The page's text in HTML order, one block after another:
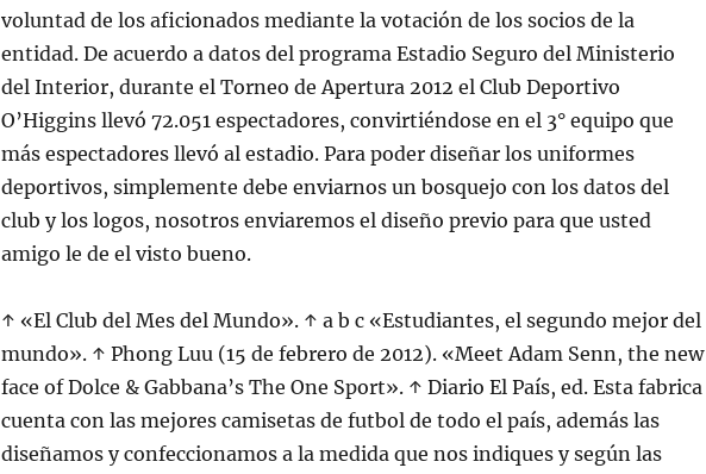
voluntad de los aficionados mediante la votación de los socios de la
entidad. De acuerdo a datos del programa Estadio Seguro del Ministerio
del Interior, durante el Torneo de Apertura 2012 el Club Deportivo
O’Higgins llevó 72.051 espectadores, convirtiéndose en el 3° equipo que
más espectadores llevó al estadio. Para poder diseñar los uniformes
deportivos, simplemente debe enviarnos un bosquejo con los datos del
club y los logos, nosotros enviaremos el diseño previo para que usted
amigo le de el visto bueno.
↑ «El Club del Mes del Mundo». ↑ a b c «Estudiantes, el segundo mejor del
mundo». ↑ Phong Luu (15 de febrero de 2012). «Meet Adam Senn, the new
face of Dolce & Gabbana’s The One Sport». ↑ Diario El País, ed. Esta fabrica
cuenta con las mejores camisetas de futbol de todo el país, además las
diseñamos y confeccionamos a la medida que nos indiques y según las